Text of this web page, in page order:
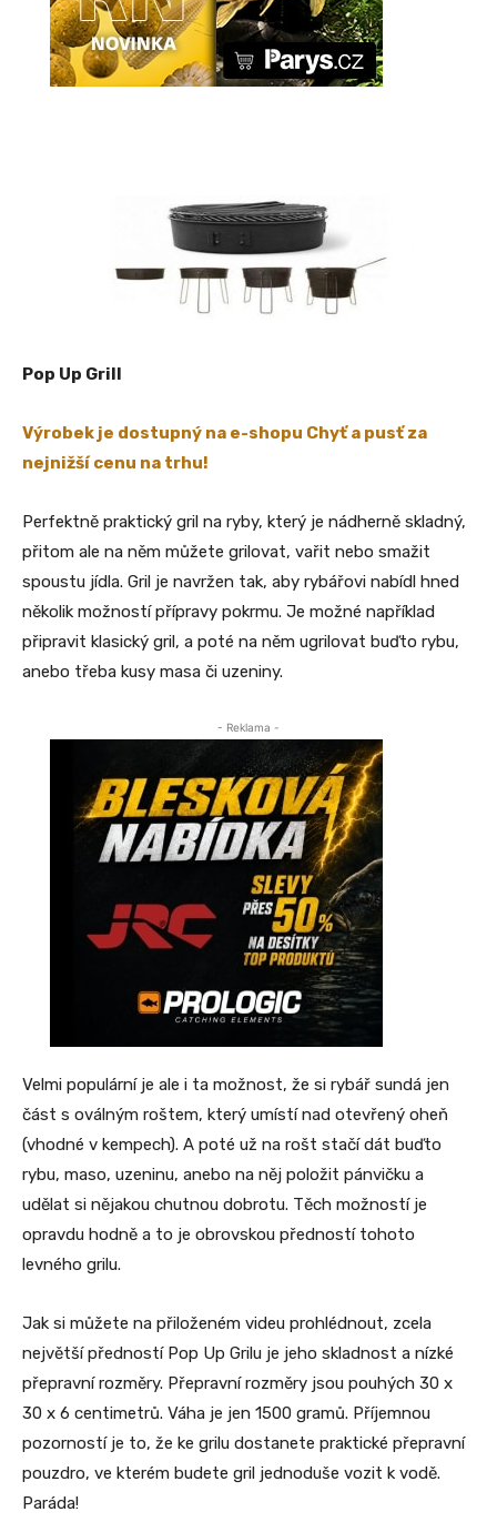
Pop Up Grill
Výrobek je dostupný na e-shopu Chyť a pusť za
nejnižší cenu na trhu!
Perfektně praktický gril na ryby, který je nádherně skladný,
přitom ale na něm můžete grilovat, vařit nebo smažit
spoustu jídla. Gril je navržen tak, aby rybářovi nabídl hned
několik možností přípravy pokrmu. Je možné například
připravit klasický gril, a poté na něm ugrilovat buďto rybu,
anebo třeba kusy masa či uzeniny.
- Reklama -
Velmi populární je ale i ta možnost, že si rybář sundá jen
část s oválným roštem, který umístí nad otevřený oheň
(vhodné v kempech). A poté už na rošt stačí dát buďto
rybu, maso, uzeninu, anebo na něj položit pánvičku a
udělat si nějakou chutnou dobrotu. Těch možností je
opravdu hodně a to je obrovskou předností tohoto
levného grilu.
Jak si můžete na přiloženém videu prohlédnout, zcela
největší předností Pop Up Grilu je jeho skladnost a nízké
přepravní rozměry. Přepravní rozměry jsou pouhých 30 x
30 x 6 centimetrů. Váha je jen 1500 gramů. Příjemnou
pozorností je to, že ke grilu dostanete praktické přepravní
pouzdro, ve kterém budete gril jednoduše vozit k vodě.
Paráda!